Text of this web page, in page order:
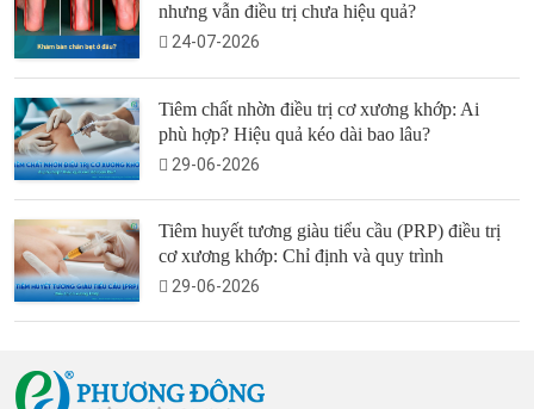
nhưng vẫn điều trị chưa hiệu quả?
24-07-2026
Tiêm chất nhờn điều trị cơ xương khớp: Ai
phù hợp? Hiệu quả kéo dài bao lâu?
29-06-2026
Tiêm huyết tương giàu tiểu cầu (PRP) điều trị
cơ xương khớp: Chỉ định và quy trình
29-06-2026